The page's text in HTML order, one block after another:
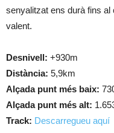
senyalitzat ens durà fins al
valent.
Desnivell: +930m
Distància: 5,9km
Alçada punt més baix:
Alçada punt més alt:
Track: Descarregueu aquí